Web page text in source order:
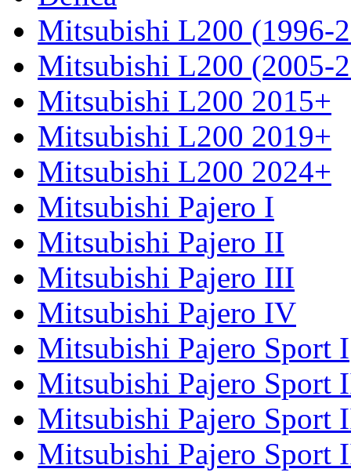
Mitsubishi L200 (1996-
Mitsubishi L200 (2005-
Mitsubishi L200 2015+
Mitsubishi L200 2019+
Mitsubishi L200 2024+
Mitsubishi Pajero I
Mitsubishi Pajero II
Mitsubishi Pajero III
Mitsubishi Pajero IV
Mitsubishi Pajero Sport I
Mitsubishi Pajero Sport
Mitsubishi Pajero Sport
Mitsubishi Pajero Sport